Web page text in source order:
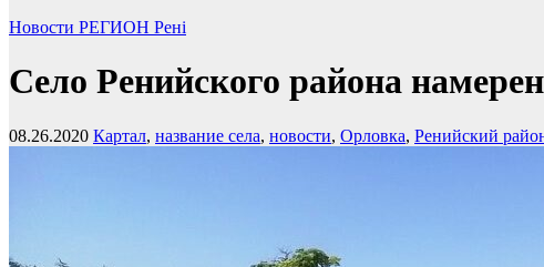
Новости РЕГИОН Рені
Cело Ренийского района
08.26.2020 Картал, название села, новости, Орловка, Ренийский